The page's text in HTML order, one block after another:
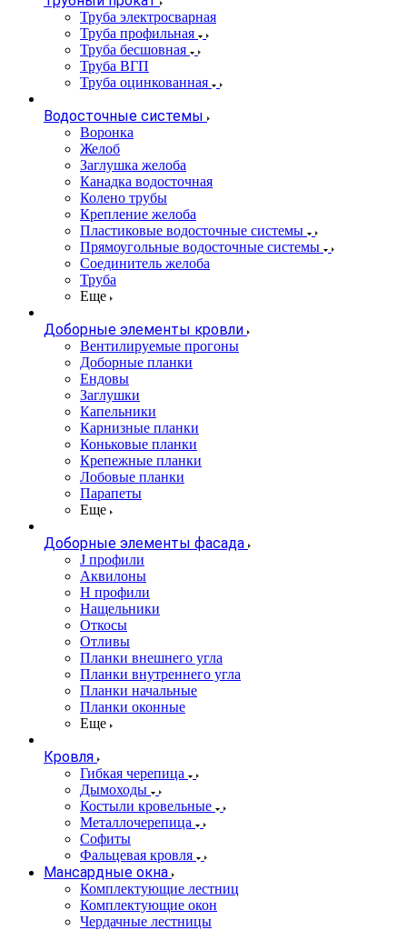
Труба электросварная
Труба профильная
Труба бесшовная
Труба ВГП
Труба оцинкованная
Водосточные системы
Воронка
Желоб
Заглушка желоба
Канадка водосточная
Колено трубы
Крепление желоба
Пластиковые водосточные системы
Прямоугольные водосточные системы
Соединитель желоба
Труба
Еще
Доборные элементы кровли
Вентилируемые прогоны
Доборные планки
Ендовы
Заглушки
Капельники
Карнизные планки
Коньковые планки
Крепежные планки
Лобовые планки
Парапеты
Еще
Доборные элементы фасада
J профили
Аквилоны
Н профили
Нащельники
Откосы
Отливы
Планки внешнего угла
Планки внутреннего угла
Планки начальные
Планки оконные
Еще
Кровля
Гибкая черепица
Дымоходы
Костыли кровельные
Металлочерепица
Софиты
Фальцевая кровля
Мансардные окна
Комплектующие лестниц
Комплектующие окон
Чердачные лестницы